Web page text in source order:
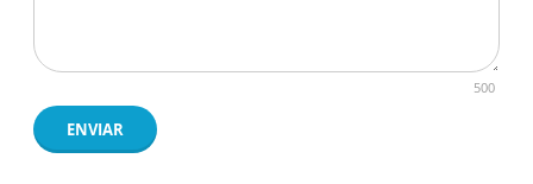
500
ENVIAR